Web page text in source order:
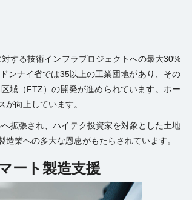
する技術インフラプロジェクトへの最大30%
ンナイ省では35以上の工業団地があり、その
域（FTZ）の開発が進められています。ホー
向上しています。
拡張され、ハイテク投資家を対象とした土地
業への多大な恩恵がもたらされています。
ート製造支援